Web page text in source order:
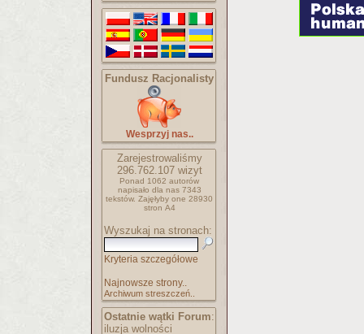
Fundusz Racjonalisty
Wesprzyj nas..
Zarejestrowaliśmy
296.762.107wizyt
Ponad 1062 autorów
napisało dla nas 7343
tekstów. Zajęłyby one 28930
stron A4
Wyszukaj na stronach:
Kryteria szczegółowe
Najnowsze strony..
Archiwum streszczeń..
Ostatnie wątki Forum:
iluzja wolności